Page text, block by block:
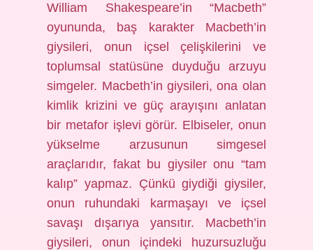
William Shakespeare’in “Macbeth”
oyununda, baş karakter Macbeth’in
giysileri, onun içsel çelişkilerini ve
toplumsal statüsüne duyduğu arzuyu
simgeler. Macbeth’in giysileri, ona olan
kimlik krizini ve güç arayışını anlatan
bir metafor işlevi görür. Elbiseler, onun
yükselme arzusunun simgesel
araçlarıdır, fakat bu giysiler onu “tam
kalıp” yapmaz. Çünkü giydiği giysiler,
onun ruhundaki karmaşayı ve içsel
savaşı dışarıya yansıtır. Macbeth’in
giysileri, onun içindeki huzursuzluğu